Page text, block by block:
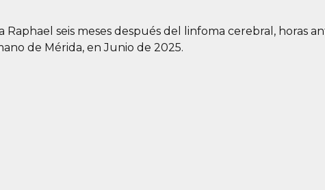
Raphael seis meses después del linfoma cerebral, horas
de Mérida, en Junio de 2025.